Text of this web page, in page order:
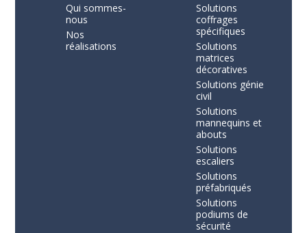
Qui sommes-
nous
Nos
réalisations
Solutions
coffrages
spécifiques
Solutions
matrices
décoratives
Solutions génie
civil
Solutions
mannequins et
abouts
Solutions
escaliers
Solutions
préfabriqués
Solutions
podiums de
sécurité